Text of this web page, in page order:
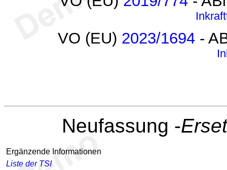
VO (EU) 2023/1694-
Neufassung -
Ergänzende Informationen
Liste der TSI